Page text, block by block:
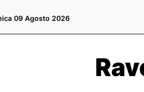
09 Agosto 2026